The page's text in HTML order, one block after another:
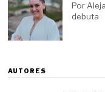
Por
debuta
AUTORES